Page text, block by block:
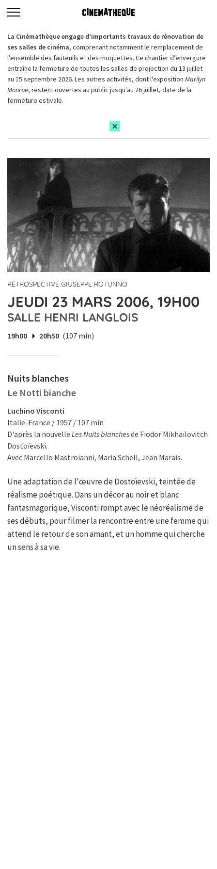
La Cinémathèque engage d’importants travaux de rénovation de
ses salles de cinéma, comprenant notamment le remplacement de
l’ensemble des fauteuils et des moquettes. Ce chantier d’envergure
entraîne la fermeture de toutes les salles de projection du 13 juillet
au 15 septembre 2026. Les autres activités, dont l'exposition Marilyn
Monroe, restent ouvertes au public jusqu'au 26 juillet, date de la
fermeture estivale.
RÉTROSPECTIVE GIUSEPPE ROTUNNO
JEUDI 23 MARS 2006, 19H00
SALLE HENRI LANGLOIS
19h00 20h50 (107 min)
Nuits blanches
Le Notti bianche
Luchino Visconti
Italie-France / 1957 / 107 min
D'après la nouvelle Les Nuits blanchesde Fiodor Mikhaïlovitch
Dostoïevski.
Avec Marcello Mastroianni, Maria Schell, Jean Marais.
Une adaptation de l'œuvre de Dostoïevski, teintée de
réalisme poétique. Dans un décor au noir et blanc
fantasmagorique, Visconti rompt avec le néoréalisme de
ses débuts, pour filmer la rencontre entre une femme qui
attend le retour de son amant, et un homme qui cherche
un sens à sa vie.